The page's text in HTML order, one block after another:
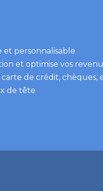
et personnalisable
et optimise vos
de crédit, chèques,
de tête